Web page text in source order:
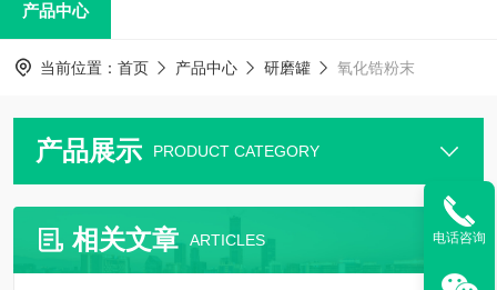
产品中心
当前位置： 首页 产品中心 研磨罐 氧化锆粉末
产品展示 PRODUCT CATEGORY
相关文章 ARTICLES 电话咨询